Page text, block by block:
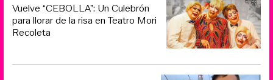
Vuelve “CEBOLLA”: Un Culebrón
para llorar de la risa en Teatro Mori
Recoleta